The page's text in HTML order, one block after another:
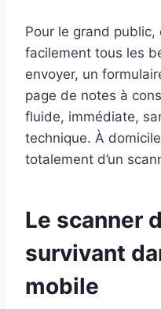
Pour le grand public,
facilement tous les
envoyer, un
page de notes à
fluide, immédiate,
technique. À
totalement d’un
Le scanner
survivant
mobile